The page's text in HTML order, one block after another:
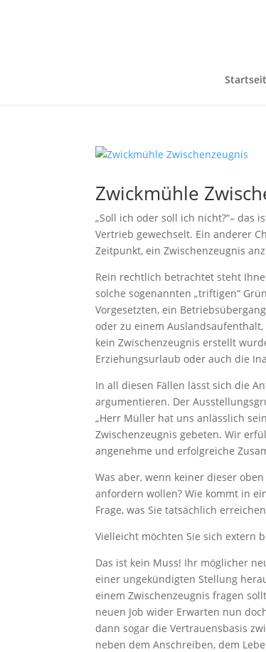
Zwickmühle
„Soll ich oder soll ich nicht?“– das
Vertrieb gewechselt. Ein anderer
Zeitpunkt, ein Zwischenzeugnis
Rein rechtlich betrachtet steht
solche sogenannten „triftigen“
Vorgesetzten, ein
oder zu einem
kein Zwischenzeugnis erstellt
Erziehungsurlaub oder auch die
In all diesen Fällen lässt sich die
argumentieren. Der
„Herr Müller hat uns anlässlich
Zwischenzeugnis gebeten. Wir
angenehme und erfolgreiche
Was aber, wenn keiner dieser
anfordern wollen? Wie kommt in
Frage, was Sie tatsächlich
Vielleicht möchten Sie sich extern
Das ist kein Muss! Ihr möglicher
einer ungekündigten Stellung
einem Zwischenzeugnis fragen
neuen Job wider Erwarten nun
dann sogar die Vertrauensbasis
neben dem Anschreiben, dem